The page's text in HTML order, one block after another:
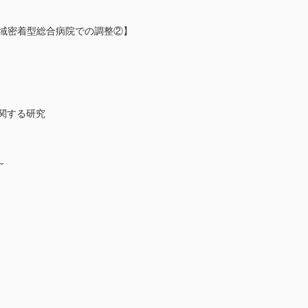
着型総合病院での調整②】
する研究